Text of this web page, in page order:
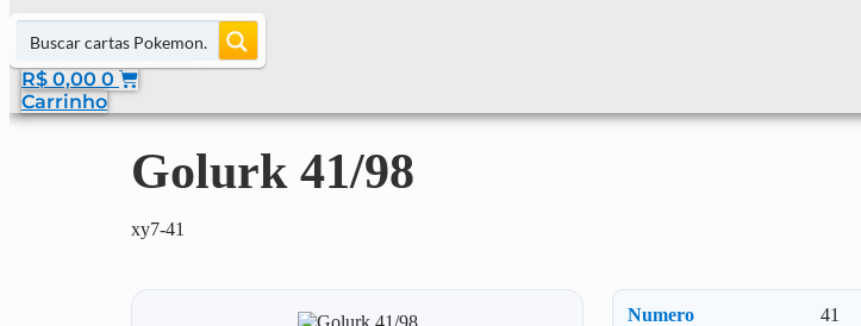
R$ 0,00 0
Carrinho
Golurk 41/98
xy7-41
Numero 41